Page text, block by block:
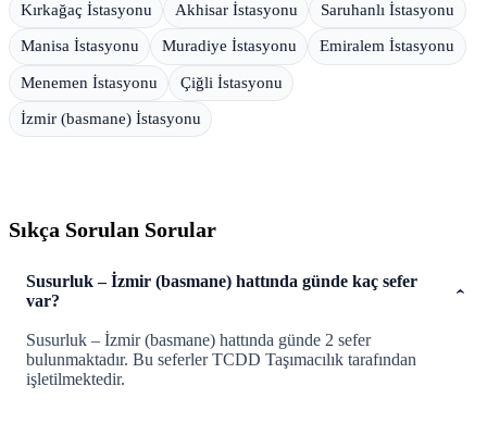
Kırkağaç İstasyonu Akhisar İstasyonu Saruhanlı İstasyonu
Manisa İstasyonu Muradiye İstasyonu Emiralem İstasyonu
Menemen İstasyonu Çiğli İstasyonu
İzmir (basmane) İstasyonu
Sıkça Sorulan Sorular
Susurluk – İzmir (basmane) hattında günde kaç sefer
var?
Susurluk – İzmir (basmane) hattında günde 2 sefer
bulunmaktadır. Bu seferler TCDD Taşımacılık tarafından
işletilmektedir.